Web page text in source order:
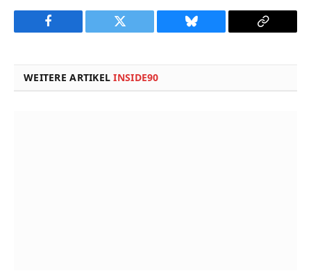
Facebook Twitter Bluesky
Copy
WEITERE ARTIKELINSIDE90